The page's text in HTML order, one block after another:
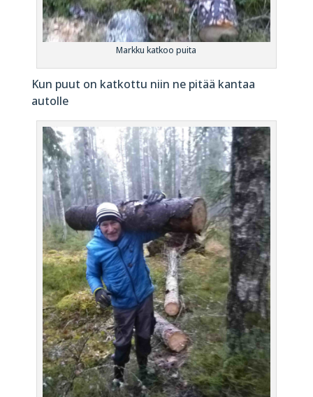
Markku katkoo puita
Kun puut on katkottu niin ne pitää kantaa
autolle